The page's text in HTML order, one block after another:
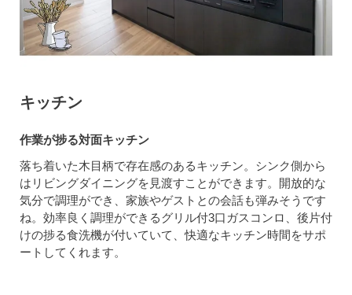
キッチン
作業が捗る対面キッチン
落ち着いた木目柄で存在感のあるキッチン。シンク側から
はリビングダイニングを見渡すことができます。開放的な
気分で調理ができ、家族やゲストとの会話も弾みそうです
ね。効率良く調理ができるグリル付3口ガスコンロ、後片付
けの捗る食洗機が付いていて、快適なキッチン時間をサポ
ートしてくれます。